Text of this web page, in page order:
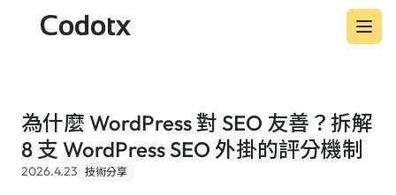
Codotx
為什麼 WordPress 對 SEO 友善？拆解
8 支 WordPress SEO 外掛的評分機制
2026.4.23 技術分享